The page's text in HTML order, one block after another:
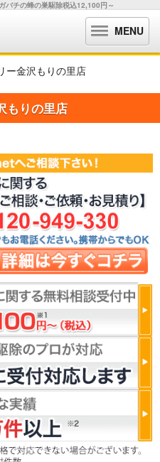
バチの蜂の巣駆除税込12,100円～
MENU
ー金沢もりの里店
もりの里店